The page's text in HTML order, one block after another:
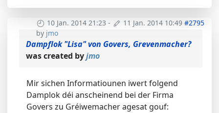
10 Jan. 2014 21:23 - 11 Jan. 2014 10:49 #2795
by jmo
Dampflok "Lisa" von Govers, Grevenmacher?
was created byjmo
Mir sichen Informatiounen iwert folgend
Damplok déi anscheinend bei der Firma
Govers zu Gréiwemacher agesat gouf: